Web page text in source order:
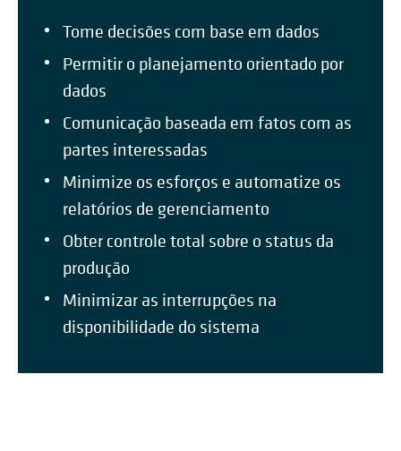
Tome decisões com base em dados
Permitir o planejamento orientado por
dados
Comunicação baseada em fatos com as
partes interessadas
Minimize os esforços e automatize os
relatórios de gerenciamento
Obter controle total sobre o status da
produção
Minimizar as interrupções na
disponibilidade do sistema